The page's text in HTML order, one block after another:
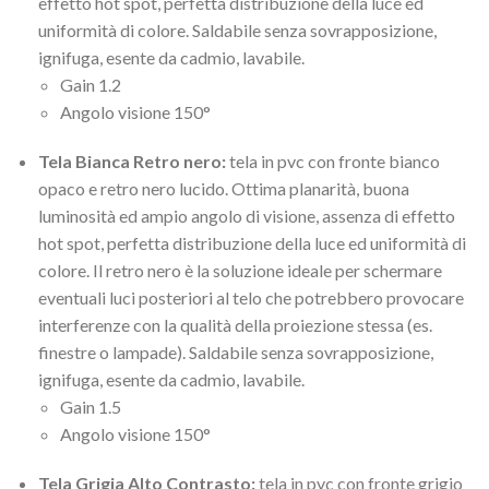
uniformità di colore. Saldabile senza sovrapposizione,
ignifuga, esente da cadmio, lavabile.
Gain 1.2
Angolo visione 150°
Tela Bianca Retro nero:tela in pvc con fronte bianco
opaco e retro nero lucido. Ottima planarità, buona
luminosità ed ampio angolo di visione, assenza di effetto
hot spot, perfetta distribuzione della luce ed uniformità di
colore. Il retro nero è la soluzione ideale per schermare
eventuali luci posteriori al telo che potrebbero provocare
interferenze con la qualità della proiezione stessa (es.
finestre o lampade). Saldabile senza sovrapposizione,
ignifuga, esente da cadmio, lavabile.
Gain 1.5
Angolo visione 150°
Tela Grigia Alto Contrasto:tela in pvc con fronte grigio